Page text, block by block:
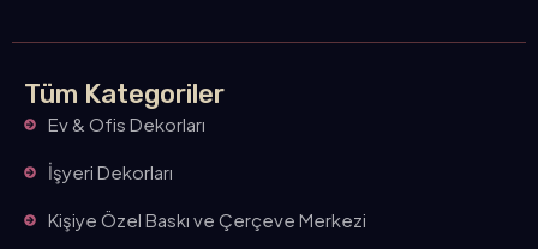
Tüm Kategoriler
Ev & Ofis Dekorları
İşyeri Dekorları
Kişiye Özel Baskı ve Çerçeve Merkezi